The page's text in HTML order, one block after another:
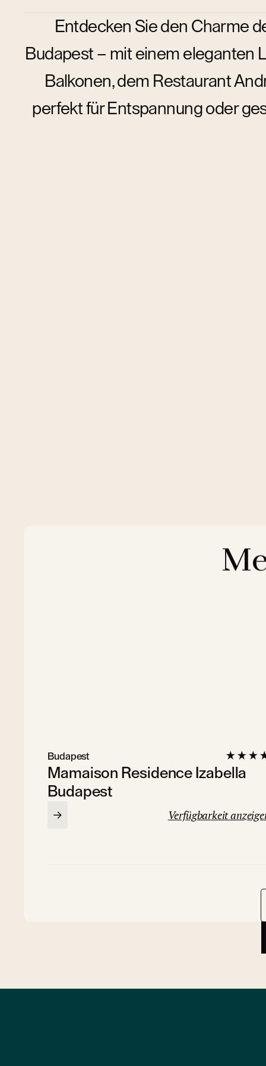
Entdecken Sie den Charme
Budapest – mit einem eleganten
Balkonen, dem Restaurant
perfekt für Entspannung oder
Mamaison Residence Izabella
Budapest
Budapest
Verfügbarkeit